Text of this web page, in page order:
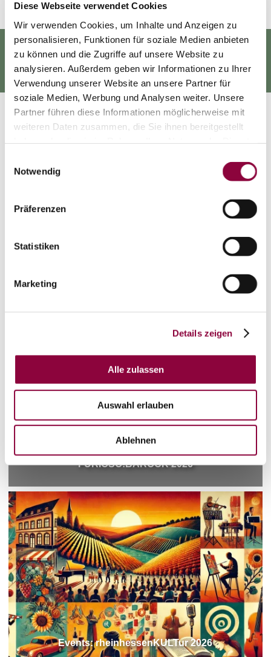
Diese Webseite verwendet Cookies
Wir verwenden Cookies, um Inhalte und Anzeigen zu
personalisieren, Funktionen für soziale Medien anbieten
zu können und die Zugriffe auf unsere Website zu
analysieren. Außerdem geben wir Informationen zu Ihrer
Verwendung unserer Website an unsere Partner für
soziale Medien, Werbung und Analysen weiter. Unsere
Partner führen diese Informationen möglicherweise mit
weiteren Daten zusammen, die Sie ihnen bereitgestellt
Notwendig
Präferenzen
Statistiken
Marketing
Details zeigen
Alle zulassen
Auswahl erlauben
Ablehnen
KULTUR HAUTNAH ERLEBEN
FURIOSO!BAROCK 2026
Events: rheinhessenKULTur 2026